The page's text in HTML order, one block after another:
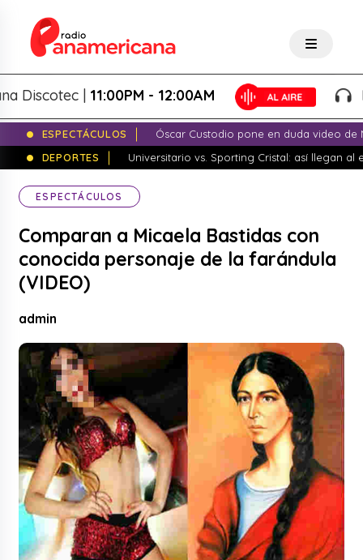
|11:00PM - 12:00AM
ESPECTÁCULOS
Óscar Custodio pone en duda video de
DEPORTES
Universitario vs. Sporting Cristal: así llegan al
ESPECTÁCULOS
Comparan a Micaela Bastidas con
conocida personaje de la farándula
(VIDEO)
admin